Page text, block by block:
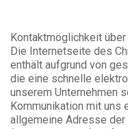
Kontaktmöglichkeit
Die Internetseite des
enthält aufgrund von
die eine schnelle
unserem Unternehmen
Kommunikation mit uns
allgemeine Adresse